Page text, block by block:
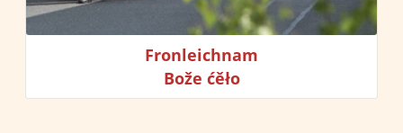
Fronleichnam
Bože ćěło